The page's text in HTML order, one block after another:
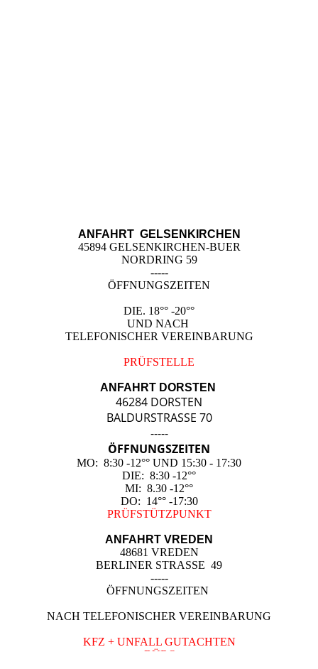
ANFAHRT GELSENKIRCHEN
45894 GELSENKIRCHEN-BUER
NORDRING 59
-----
ÖFFNUNGSZEITEN
DIE. 18°° -20°°
UND NACH
TELEFONISCHER VEREINBARUNG
PRÜFSTELLE
ANFAHRT DORSTEN
46284 DORSTEN
BALDURSTRASSE 70
-----
ÖFFNUNGSZEITEN
MO: 8:30 -12°° UND 15:30 - 17:30
DIE: 8:30 -12°°
MI: 8.30 -12°°
DO: 14°° -17:30
PRÜFSTÜTZPUNKT
ANFAHRT VREDEN
48681 VREDEN
BERLINER STRASSE 49
-----
ÖFFNUNGSZEITEN
NACH TELEFONISCHER VEREINBARUNG
KFZ + UNFALL GUTACHTEN
BÜRO